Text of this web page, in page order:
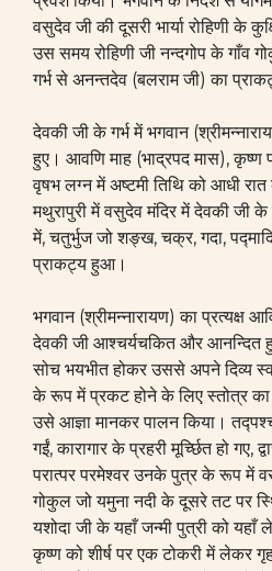
वसुदेव जी की दूसरी भार्या रोहिणी के
उस समय रोहिणी जी नन्दगोप के गाँव
गर्भ से अनन्तदेव (बलराम जी) का
देवकी जी के गर्भ में भगवान
हुए। आवणि माह (भाद्रपद मास), कृष्ण
वृषभ लग्न में अष्टमी तिथि को आधी
मथुरापुरी में वसुदेव मंदिर में देवकी जी
में, चतुर्भुज जो शङ्ख, चक्र, गदा,
प्राकट्य हुआ।
भगवान (श्रीमन्नारायण) का प्रत्यक्ष
देवकी जी आश्चर्यचकित और आनन्दित
सोच भयभीत होकर उससे अपने दिव्य
के रूप में प्रकट होने के लिए स्तोत्र
उसे आज्ञा मानकर पालन किया।
गईं, कारागार के प्रहरी मूर्च्छित हो गए,
परात्पर परमेश्वर उनके पुत्र के रूप में
गोकुल जो यमुना नदी के दूसरे तट पर
यशोदा जी के यहाँ जन्मी पुत्री को
कृष्ण को शीर्ष पर एक टोकरी में लेकर